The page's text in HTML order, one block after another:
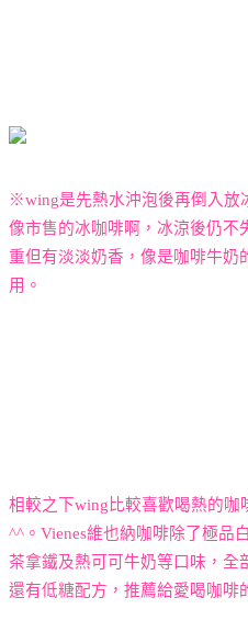
※wing是先熱水沖泡後再倒入放
像市售的冰咖啡啊，冰涼後仍不
重但有淡淡奶香，像是咖啡牛奶
用。
相較之下wing 比較喜歡喝熱的咖
^^ 。 Vienes維也納咖啡除了極品
茶拿鐵及熱可可牛奶等口味 ，全
還有低糖配方，推薦給愛喝咖啡